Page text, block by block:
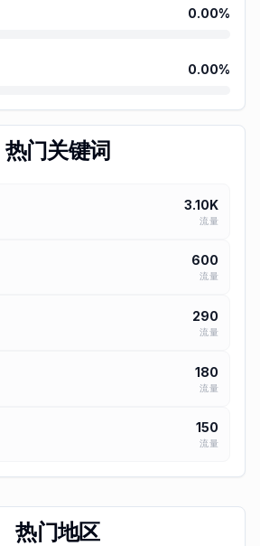
0.00%
0.00%
热门关键词
3.10K
流量
600
流量
290
流量
180
流量
150
流量
热门地区